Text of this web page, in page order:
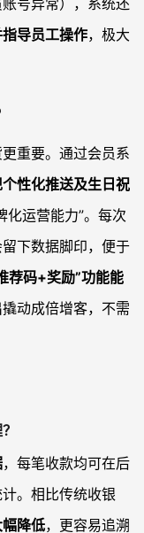
号异常），系统还
导员工操作，极大
重要。通过会员系
性化推送及生日祝
化运营能力”。每次
下数据脚印，便于
荐码+奖励”功能能
动成倍增客，不需
，每笔收款均可在后
。相比传统收银
降低，更容易追溯